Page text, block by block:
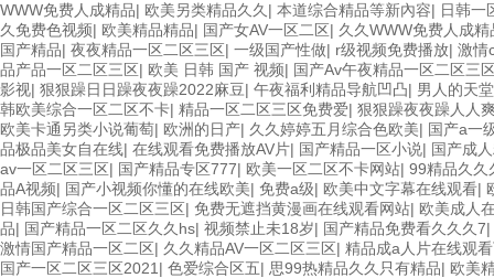
WWW免费人成精品| 欧美另类精品久久 | 本道综合精品等新內容| 日韩一
久免费色视频| 欧美精品精品| 国产女AV一区二区| 久久WWW免费人成精
国产精品| 夜夜精品一区二区三区| 一级国产性做| r级视频免费播放| 激情
品产品一区二区三区| 欧美 日韩 国产 视频| 国产Av午夜精品一区二区三
影视| 狠狠躁日日躁夜夜躁2022麻豆| 午夜福利精品导航凹凸| 男人的天
韩欧美综合一区二区不卡| 精品一区二区三区免费爱| 狠狠躁夜夜躁人人
欧美卡通另类小说葡萄| 欧洲的日产| 久久婷婷五月综合色欧美| 国产a一
品极品美女自在线| 在线观看免费播放AV片| 国产精品一区小说| 国产成
av一区二区三区| 国产精品专区777| 欧美一区二区不卡网站| 99精品久久
品A视频| 国产小视频你懂的在线欧美| 免费a级| 欧美中文字幕在线观看|
日韩国产综合一区二区三区| 免费无遮挡黄漫画在线观看网站| 欧美成人
品| 国产精品一区二区久久hs| 视频禁止未18岁| 国产精品免费看久久久7|
激情国产精品一区二区| 久久精品AV一区二区三区| 精品成a人片在线观
国产一区二区三区2021 | 色爱综合区五| 思99热精品久久只有精品| 欧美